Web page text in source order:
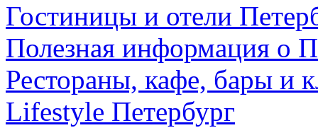
Гостиницы и отели
Полезная информация о
Рестораны, кафе, бары и
Lifestyle Петербург